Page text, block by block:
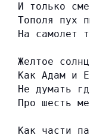
И только
Тополя пух
На самолет
Желтое
Как Адам и
Не думать
Про шесть
Как части